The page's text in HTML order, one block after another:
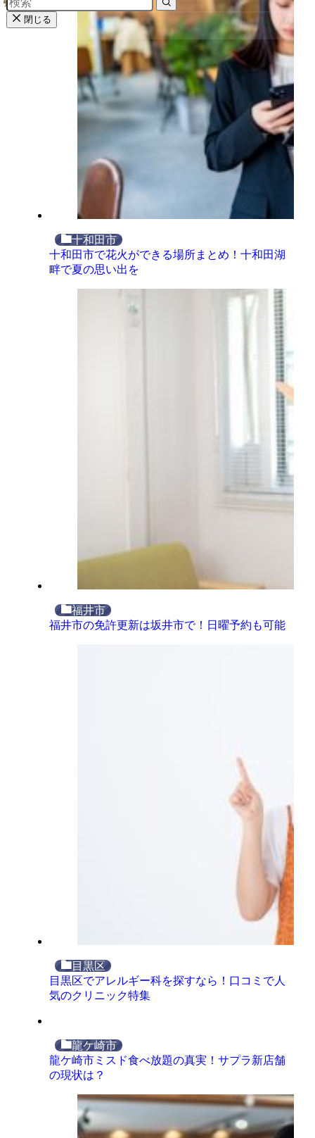
十和田市
十和田市で花火ができる場所まとめ！十和田湖
畔で夏の思い出を
福井市
福井市の免許更新は坂井市で！日曜予約も可能
目黒区
目黒区でアレルギー科を探すなら！口コミで人
気のクリニック特集
龍ケ崎市
龍ケ崎市ミスド食べ放題の真実！サプラ新店舗
の現状は？
閉じる